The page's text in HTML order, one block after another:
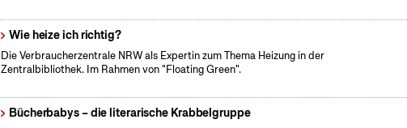
Wie heize ich richtig?
Die Verbraucherzentrale NRW als Expertin zum Thema Heizung in der
Zentralbibliothek. Im Rahmen von "Floating Green".
Bücherbabys – die literarische Krabbelgruppe